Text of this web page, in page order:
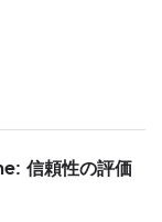
信頼性の評価